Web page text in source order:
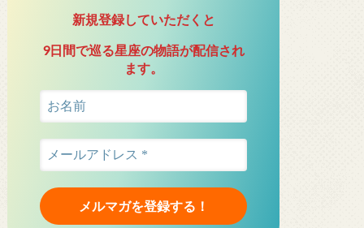
新規登録していただくと
9日間で巡る星座の物語が配信され
ます。